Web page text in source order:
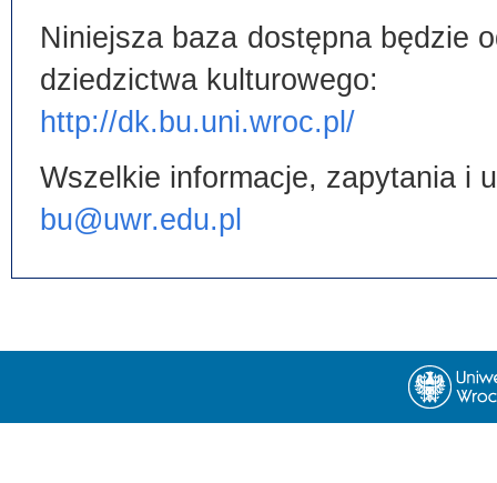
Niniejsza baza dostępna będzie
dziedzictwa kulturowego:
http://dk.bu.uni.wroc.pl/
Wszelkie informacje, zapytania i
bu@uwr.edu.pl